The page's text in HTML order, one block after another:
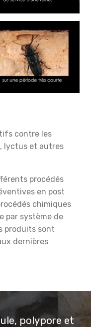
contre les
lyctus et autres
procédés
en post
chimiques
par système de
produits sont
dernières
polypore et